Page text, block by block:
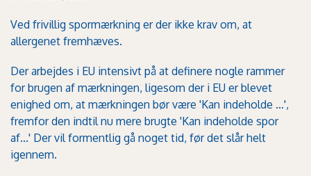
Ved frivillig spormærkning er der ikke krav om, at
allergenet fremhæves.
Der arbejdes i EU intensivt på at definere nogle rammer
for brugen af mærkningen, ligesom der i EU er blevet
enighed om, at mærkningen bør være 'Kan indeholde …',
fremfor den indtil nu mere brugte 'Kan indeholde spor
af...' Der vil formentlig gå noget tid, før det slår helt
igennem.